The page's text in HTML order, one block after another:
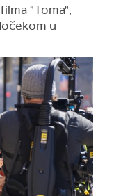
"Toma",
u